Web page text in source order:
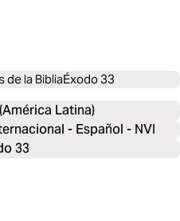
de la BibliaÉxodo 33
Latina)
- Español - NVI
33